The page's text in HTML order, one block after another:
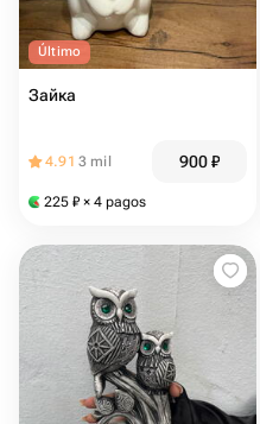
Último
Зайка
4.91 3 mil 900₽
225 ₽ × 4 pagos